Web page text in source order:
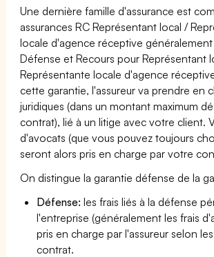
Une dernière famille d'assurance est
assurances RC Représentant local /
locale d'agence réceptive généralement
Défense et Recours pour Représentant
Représentante locale d'agence
cette garantie, l'assureur va prendre en
juridiques (dans un montant maximum
contrat), lié à un litige avec votre client.
d'avocats (que vous pouvez toujours
seront alors pris en charge par votre
On distingue la garantie défense de la
Défense: les frais liés à la défense
l'entreprise (généralement les frais
pris en charge par l'assureur selon
contrat.